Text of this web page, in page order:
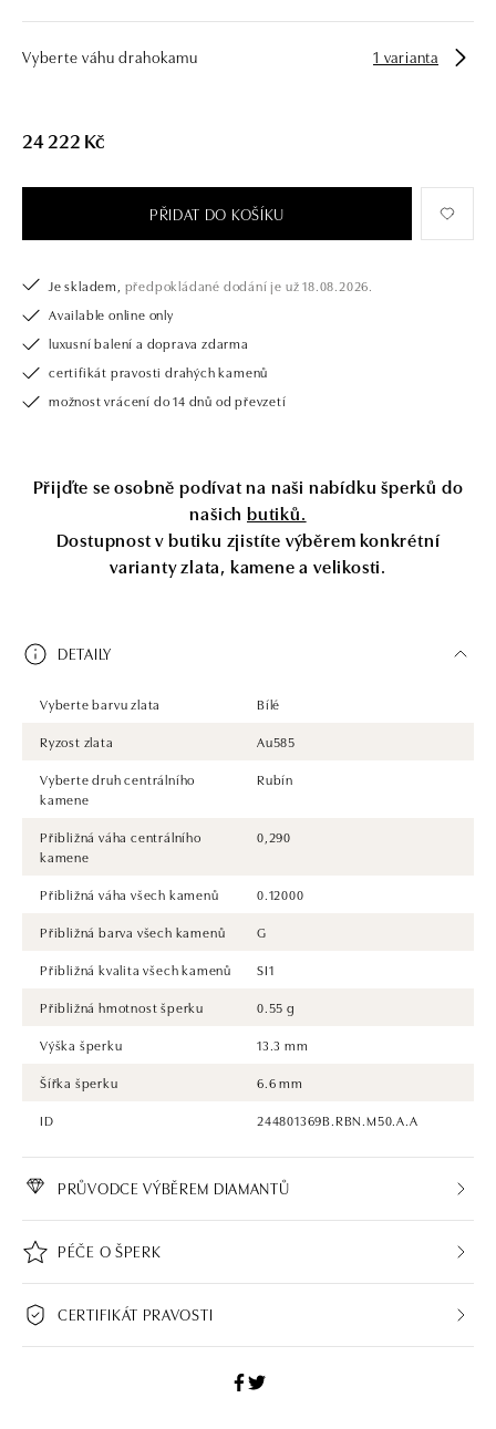
Vyberte váhu drahokamu 1 varianta
24 222 Kč
PŘIDAT DO KOŠÍKU
Je skladem, předpokládané dodání je už 18.08.2026.
Available online only
luxusní balení a doprava zdarma
certifikát pravosti drahých kamenů
možnost vrácení do 14 dnů od převzetí
Přijďte se osobně podívat na naši nabídku šperků do
našich butiků.
Dostupnost v butiku zjistíte výběrem konkrétní
varianty zlata, kamene a velikosti.
DETAILY
Vyberte barvu zlata
Bílé
Ryzost zlata
Au585
Vyberte druh centrálního
kamene
Rubín
Přibližná váha centrálního
kamene
0,290
Přibližná váha všech kamenů
0.12000
Přibližná barva všech kamenů
G
Přibližná kvalita všech kamenů
SI1
Přibližná hmotnost šperku
0.55 g
Výška šperku
13.3 mm
Šířka šperku
6.6 mm
ID
244801369B.RBN.M50.A.A
PRŮVODCE VÝBĚREM DIAMANTŮ
PÉČE O ŠPERK
CERTIFIKÁT PRAVOSTI